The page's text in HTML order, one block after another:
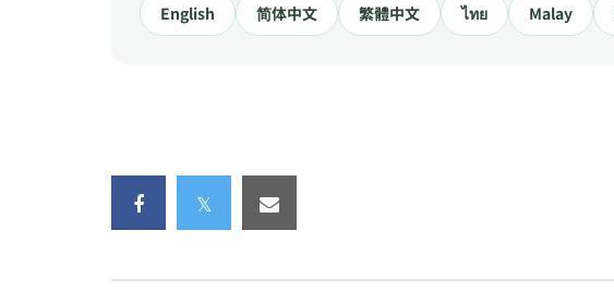
English 简体中文 繁體中文 ไทย Malay